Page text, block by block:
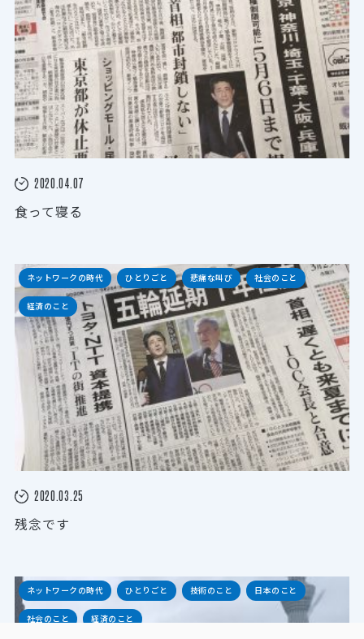
2020.04.07
食って寝る
2020.03.25
残念です
ネットワークの時代 ひとりごと 悲痛な叫び 社会のこと
経済のこと
ネットワークの時代 ひとりごと 技術のこと 日本のこと
社会のこと 経済のこと